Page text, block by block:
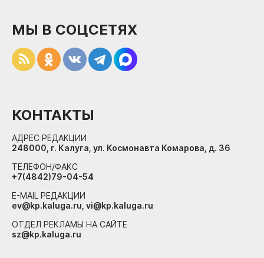
МЫ В СОЦСЕТЯХ
КОНТАКТЫ
АДРЕС РЕДАКЦИИ
248000, г. Калуга, ул. Космонавта Комарова, д. 36
ТЕЛЕФОН/ФАКС
+7(4842)79-04-54
E-MAIL РЕДАКЦИИ
ev@kp.kaluga.ru, vi@kp.kaluga.ru
ОТДЕЛ РЕКЛАМЫ НА САЙТЕ
sz@kp.kaluga.ru